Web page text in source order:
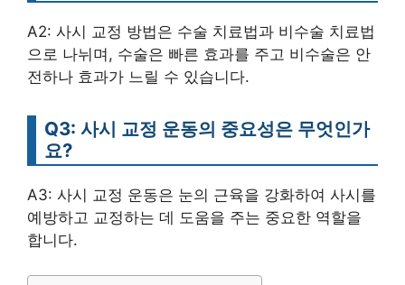
A2: 사시 교정 방법은 수술 치료법과 비수술 치료법
으로 나뉘며, 수술은 빠른 효과를 주고 비수술은 안
전하나 효과가 느릴 수 있습니다.
Q3: 사시 교정 운동의 중요성은 무엇인가
요?
A3: 사시 교정 운동은 눈의 근육을 강화하여 사시를
예방하고 교정하는 데 도움을 주는 중요한 역할을
합니다.